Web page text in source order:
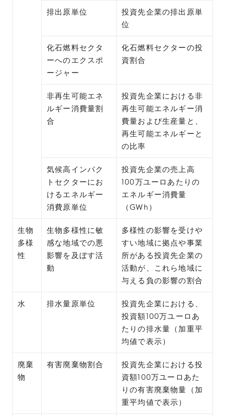
排出原単位
投資先企業の排出原単
位
化石燃料セクタ
ーへのエクスポ
ージャー
化石燃料セクターの投
資割合
非再生可能エネ
ルギー消費量割
合
投資先企業における非
再生可能エネルギー消
費量および生産量と、
再生可能エネルギーと
の比率
気候高インパク
トセクターにお
けるエネルギー
消費原単位
投資先企業の売上高
100万ユーロあたりの
エネルギー消費量
（GWh）
生物
多様
性
生物多様性に敏
感な地域での悪
影響を及ぼす活
動
多様性の影響を受けや
すい地域に拠点や事業
所がある投資先企業の
活動が、これら地域に
与える負の影響の割合
水 排水量原単位
投資先企業における、
投資額100万ユーロあ
たりの排水量（加重平
均値で表示）
廃棄
物
有害廃棄物割合
投資先企業における投
資額100万ユーロあた
りの有害廃棄物量（加
重平均値で表示）